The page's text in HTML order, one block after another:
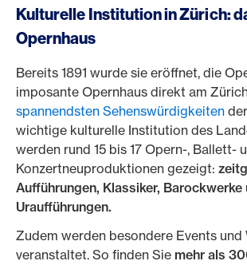
Kulturelle Institution in Zürich:
Opernhaus
Bereits 1891 wurde sie eröffnet, die
imposante Opernhaus direkt am
spannendsten Sehenswürdigkeiten
wichtige kulturelle Institution des
werden rund 15 bis 17 Opern-, Ballett-
Konzertneuproduktionen gezeigt:
Aufführungen, Klassiker, Barockwerke
Uraufführungen.
Zudem werden besondere Events und
veranstaltet. So finden Sie mehr als